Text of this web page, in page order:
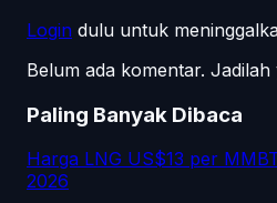
Login dulu untuk
Belum ada komentar.
Paling Banyak Dibaca
Harga LNG US$13 per
2026